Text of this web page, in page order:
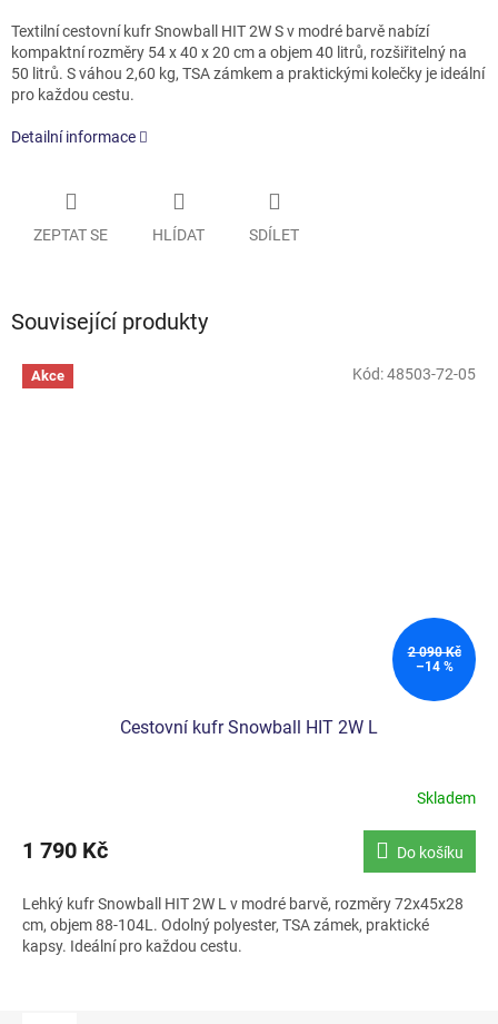
Textilní cestovní kufr Snowball HIT 2W S v modré barvě nabízí
kompaktní rozměry 54 x 40 x 20 cm a objem 40 litrů, rozšiřitelný na
50 litrů. S váhou 2,60 kg, TSA zámkem a praktickými kolečky je ideální
pro každou cestu.
Detailní informace
ZEPTAT SE HLÍDAT SDÍLET
Související produkty
Akce
2 090 Kč
–14 %
Cestovní kufr Snowball HIT 2W L
Skladem
1 790 Kč Do košíku
Lehký kufr Snowball HIT 2W L v modré barvě, rozměry 72x45x28
cm, objem 88-104L. Odolný polyester, TSA zámek, praktické
kapsy. Ideální pro každou cestu.
Kód:48503-72-05